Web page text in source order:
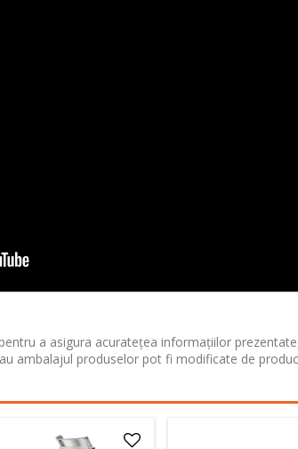
a asigura acuratețea informațiilor
ambalajul produselor pot fi modificate de